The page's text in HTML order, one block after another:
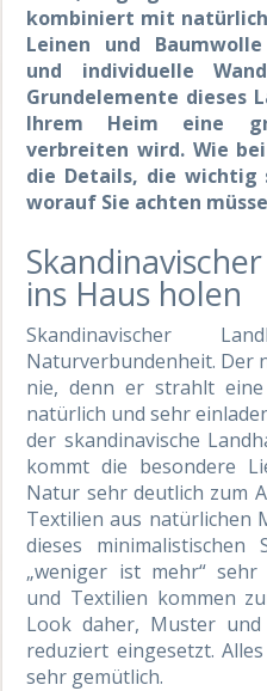
kombiniert mit
Leinen und
und individuelle
Grundelemente dieses
Ihrem Heim eine
verbreiten wird. Wie
die Details, die wichtig
worauf Sie achten
ins Haus holen
Skandinavischer
Naturverbundenheit. Der
nie, denn er strahlt
natürlich und sehr
der skandinavische
kommt die besondere
Natur sehr deutlich zum
Textilien aus natürlichen
dieses
„weniger ist mehr“
und Textilien kommen
Look daher, Muster
reduziert eingesetzt.
sehr gemütlich.